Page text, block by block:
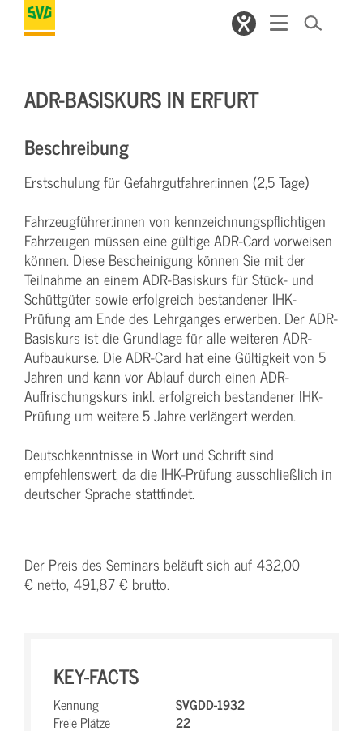
ADR-BASISKURS IN ERFURT
Beschreibung
Erstschulung für Gefahrgutfahrer:innen (2,5 Tage)
Fahrzeugführer:innen von kennzeichnungspflichtigen
Fahrzeugen müssen eine gültige ADR-Card vorweisen
können. Diese Bescheinigung können Sie mit der
Teilnahme an einem ADR-Basiskurs für Stück- und
Schüttgüter sowie erfolgreich bestandener IHK-
Prüfung am Ende des Lehrganges erwerben. Der ADR-
Basiskurs ist die Grundlage für alle weiteren ADR-
Aufbaukurse. Die ADR-Card hat eine Gültigkeit von 5
Jahren und kann vor Ablauf durch einen ADR-
Auffrischungskurs inkl. erfolgreich bestandener IHK-
Prüfung um weitere 5 Jahre verlängert werden.
Deutschkenntnisse in Wort und Schrift sind
empfehlenswert, da die IHK-Prüfung ausschließlich in
deutscher Sprache stattfindet.
Der Preis des Seminars beläuft sich auf 432,00
€ netto, 491,87 € brutto.
KEY-FACTS
Kennung
SVGDD-1932
Freie Plätze
22